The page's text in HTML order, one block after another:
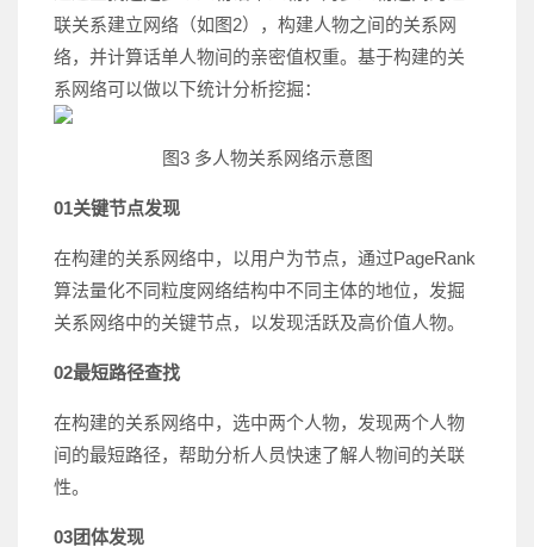
联关系建立网络（如图2），构建人物之间的关系网
络，并计算话单人物间的亲密值权重。基于构建的关
系网络可以做以下统计分析挖掘：
图3 多人物关系网络示意图
01关键节点发现
在构建的关系网络中，以用户为节点，通过PageRank
算法量化不同粒度网络结构中不同主体的地位，发掘
关系网络中的关键节点，以发现活跃及高价值人物。
02最短路径查找
在构建的关系网络中，选中两个人物，发现两个人物
间的最短路径，帮助分析人员快速了解人物间的关联
性。
03团体发现